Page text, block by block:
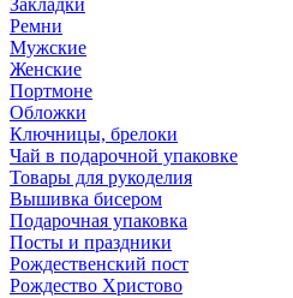
Закладки
Ремни
Мужские
Женские
Портмоне
Обложки
Ключницы, брелоки
Чай в подарочной упаковке
Товары для рукоделия
Вышивка бисером
Подарочная упаковка
Посты и праздники
Рождественский пост
Рождество Христово